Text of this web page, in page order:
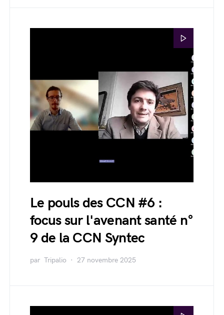
Le pouls des CCN #6 :
focus sur l'avenant santé n°
9 de la CCN Syntec
par Tripalio 27 novembre 2025